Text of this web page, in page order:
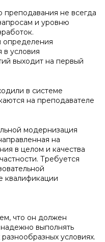
преподавания не всегда
и уровню
определения
в условия
выходит на первый
в системе
на преподавателе
модернизация
на
в целом и качества
Требуется
квалификации
что он должен
выполнять
условиях.